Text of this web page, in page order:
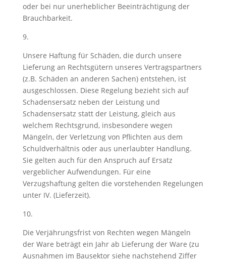
oder bei nur unerheblicher Beeinträchtigung der
Brauchbarkeit.
9.
Unsere Haftung für Schäden, die durch unsere
Lieferung an Rechtsgütern unseres Vertragspartners
(z.B. Schäden an anderen Sachen) entstehen, ist
ausgeschlossen. Diese Regelung bezieht sich auf
Schadensersatz neben der Leistung und
Schadensersatz statt der Leistung, gleich aus
welchem Rechtsgrund, insbesondere wegen
Mängeln, der Verletzung von Pflichten aus dem
Schuldverhältnis oder aus unerlaubter Handlung.
Sie gelten auch für den Anspruch auf Ersatz
vergeblicher Aufwendungen. Für eine
Verzugshaftung gelten die vorstehenden Regelungen
unter IV. (Lieferzeit).
10.
Die Verjährungsfrist von Rechten wegen Mängeln
der Ware beträgt ein Jahr ab Lieferung der Ware (zu
Ausnahmen im Bausektor siehe nachstehend Ziffer